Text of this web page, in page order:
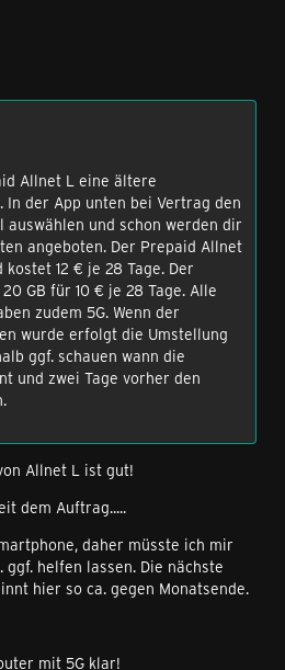
Allnet L eine ältere
In der App unten bei Vertrag den
auswählen und schon werden dir
angeboten. Der Prepaid Allnet
12 € je 28 Tage. Der
GB für 10 € je 28 Tage. Alle
zudem 5G. Wenn der
wurde erfolgt die Umstellung
ggf. schauen wann die
und zwei Tage vorher den
Allnet L ist gut!
dem Auftrag.....
daher müsste ich mir
ggf. helfen lassen. Die nächste
hier so ca. gegen Monatsende.
mit 5G klar!